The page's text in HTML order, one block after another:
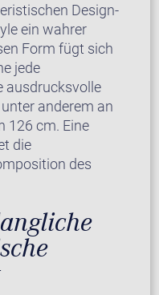
Design-
ein wahrer
Form fügt sich
jede
ausdrucksvolle
anderem an
126 cm. Eine
die
des